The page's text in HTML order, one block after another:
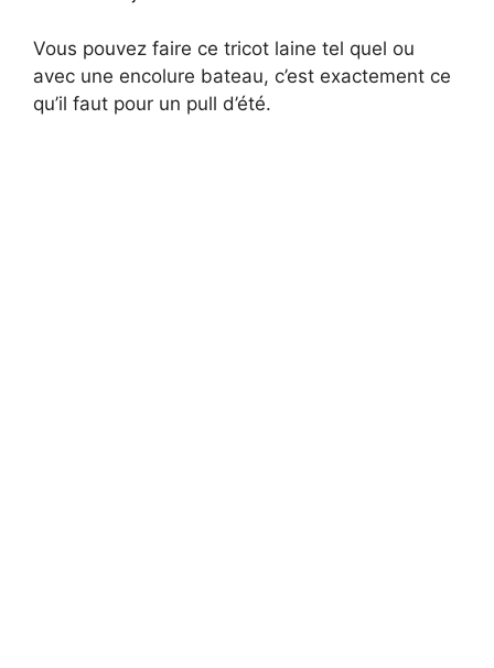
Vous pouvez faire ce tricot laine tel quel ou
avec une encolure bateau, c’est exactement ce
qu’il faut pour un pull d’été.